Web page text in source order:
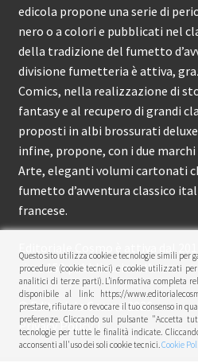
edicola propone una serie di
nero o a colori e pubblicati nel
della tradizione del fumetto
divisione fumetteria è attiva,
Comics, nella realizzazione di
fantasy e al recupero di grandi
proposti in albi brossurati
infine, propone, con i due
Arte, eleganti volumi cartonati
fumetto d’avventura classico
francese.
Editoriale Cosmo è attiva dal
circa 150 pubblicazioni l’anno.
© Editoriale Cosmo 2026
Privacy Policy
Questo sito utilizza cookie e tecnologie simili per
procedure (cookie tecnici) e cookie utilizzati
analitici di terze parti). L’informativa completa
disponibile al link: https://
prestare, rifiutare o revocare il tuo consenso in
preferenze. Cliccando sul pulsante "Accetta
tecnologie per tutte le finalità indicate.
acconsenti all'uso dei soli cookie tecnici.Cookie